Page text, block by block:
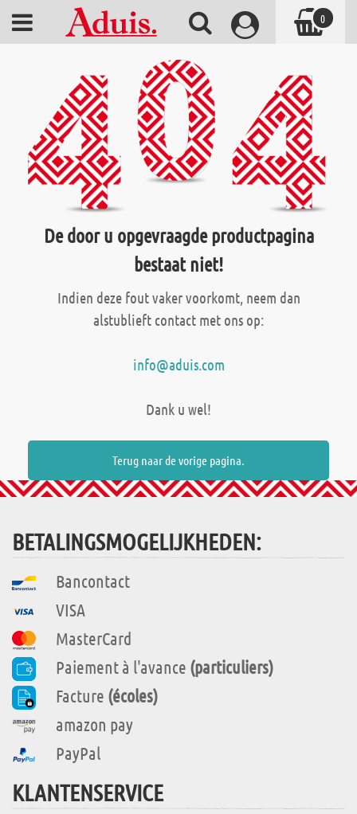
De door u opgevraagde productpagina
bestaat niet!
Indien deze fout vaker voorkomt, neem dan
alstublieft contact met ons op:
info@aduis.com
Dank u wel!
Terug naar de vorige pagina.
BETALINGSMOGELIJKHEDEN:
Bancontact
VISA
MasterCard
Paiement à l'avance (particuliers)
Facture (écoles)
amazon pay
PayPal
KLANTENSERVICE
0